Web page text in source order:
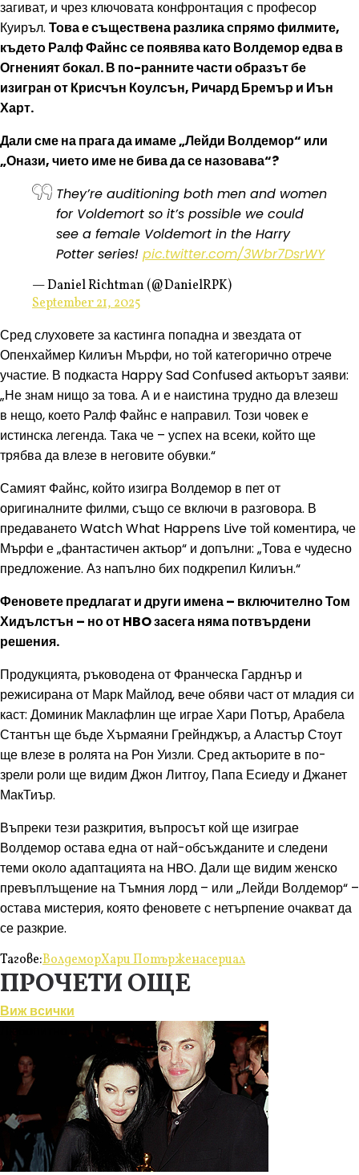
загиват, и чрез ключовата конфронтация с професор
Куиръл. Това е съществена разлика спрямо филмите,
където Ралф Файнс се появява като Волдемор едва в
Огненият бокал. В по-ранните части образът бе
изигран от Крисчън Коулсън, Ричард Бремър и Иън
Харт.
Дали сме на прага да имаме „Лейди Волдемор“ или
„Онази, чието име не бива да се назовава“?
They’re auditioning both men and women
for Voldemort so it’s possible we could
see a female Voldemort in the Harry
Potter series! pic.twitter.com/3Wbr7DsrWY
— Daniel Richtman (@DanielRPK)
September 21, 2025
Сред слуховете за кастинга попадна и звездата от
Опенхаймер Килиън Мърфи, но той категорично отрече
участие. В подкаста Happy Sad Confused актьорът заяви:
„Не знам нищо за това. А и е наистина трудно да влезеш
в нещо, което Ралф Файнс е направил. Този човек е
истинска легенда. Така че – успех на всеки, който ще
трябва да влезе в неговите обувки.“
Самият Файнс, който изигра Волдемор в пет от
оригиналните филми, също се включи в разговора. В
предаването Watch What Happens Live той коментира, че
Мърфи е „фантастичен актьор“ и допълни: „Това е чудесно
предложение. Аз напълно бих подкрепил Килиън.“
Феновете предлагат и други имена – включително Том
Хидълстън – но от HBO засега няма потвърдени
решения.
Продукцията, ръководена от Франческа Гарднър и
режисирана от Марк Майлод, вече обяви част от младия си
каст: Доминик Маклафлин ще играе Хари Потър, Арабела
Стантън ще бъде Хърмаяни Грейнджър, а Аластър Стоут
ще влезе в ролята на Рон Уизли. Сред актьорите в по-
зрели роли ще видим Джон Литгоу, Папа Есиеду и Джанет
МакТиър.
Въпреки тези разкрития, въпросът кой ще изиграе
Волдемор остава една от най-обсъжданите и следени
теми около адаптацията на HBO. Дали ще видим женско
превъплъщение на Тъмния лорд – или „Лейди Волдемор“ –
остава мистерия, която феновете с нетърпение очакват да
се разкрие.
Тагове:ВолдеморХари Потърженасериал
ПРОЧЕТИ ОЩЕ
Виж всички